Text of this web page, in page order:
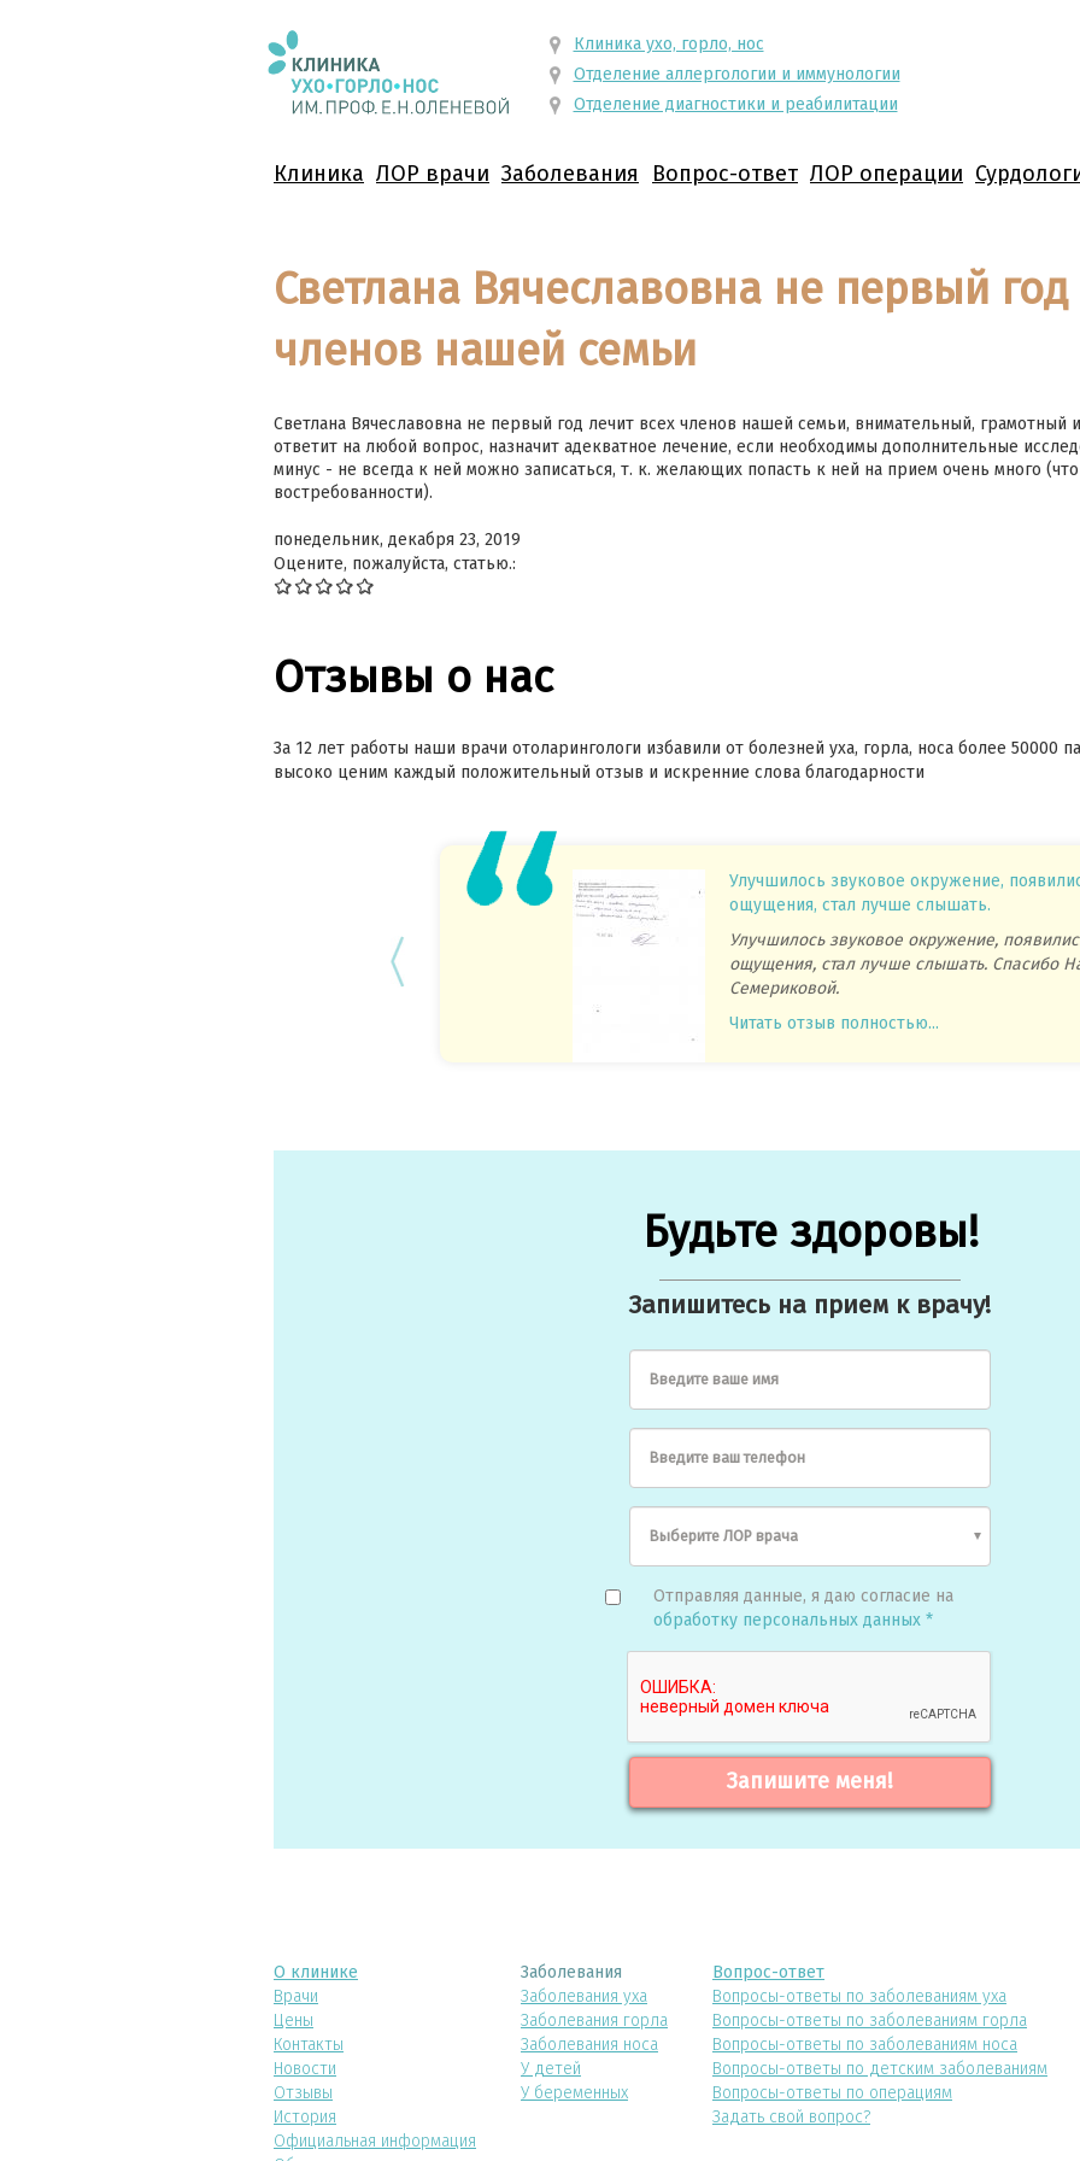
Клиника ухо, горло, нос
Отделение аллергологии и иммунологии
Отделение диагностики и реабилитации
Клиника ЛОР врачи Заболевания Вопрос-ответ ЛОР операции
Светлана Вячеславовна не первый год
членов нашей семьи
Светлана Вячеславовна не первый год лечит всех членов нашей семьи, внимательный, грамотный
ответит на любой вопрос, назначит адекватное лечение, если необходимы дополнительные
минус - не всегда к ней можно записаться, т. к. желающих попасть к ней на прием очень много
востребованности).
понедельник, декабря 23, 2019
Оцените, пожалуйста, статью.:
Отзывы о нас
За 12 лет работы наши врачи отоларингологи избавили от болезней уха, горла, носа более 50000
высоко ценим каждый положительный отзыв и искренние слова благодарности
Улучшилось звуковое окружение,
ощущения, стал лучше слышать.
Улучшилось звуковое окружение,
ощущения, стал лучше слышать. Спасибо
Семериковой.
Читать отзыв полностью...
Будьте здоровы!
Запишитесь на прием к врачу!
Введите ваше имя
Введите ваш телефон
Отправляя данные, я даю согласие на
обработку персональных данных *
Запишите меня!
О клинике
Врачи
Цены
Контакты
Новости
Отзывы
История
Официальная информация
Заболевания
Заболевания уха
Заболевания горла
Заболевания носа
У детей
У беременных
Вопрос-ответ
Вопросы-ответы по заболеваниям уха
Вопросы-ответы по заболеваниям горла
Вопросы-ответы по заболеваниям носа
Вопросы-ответы по детским заболеваниям
Вопросы-ответы по операциям
Задать свой вопрос?